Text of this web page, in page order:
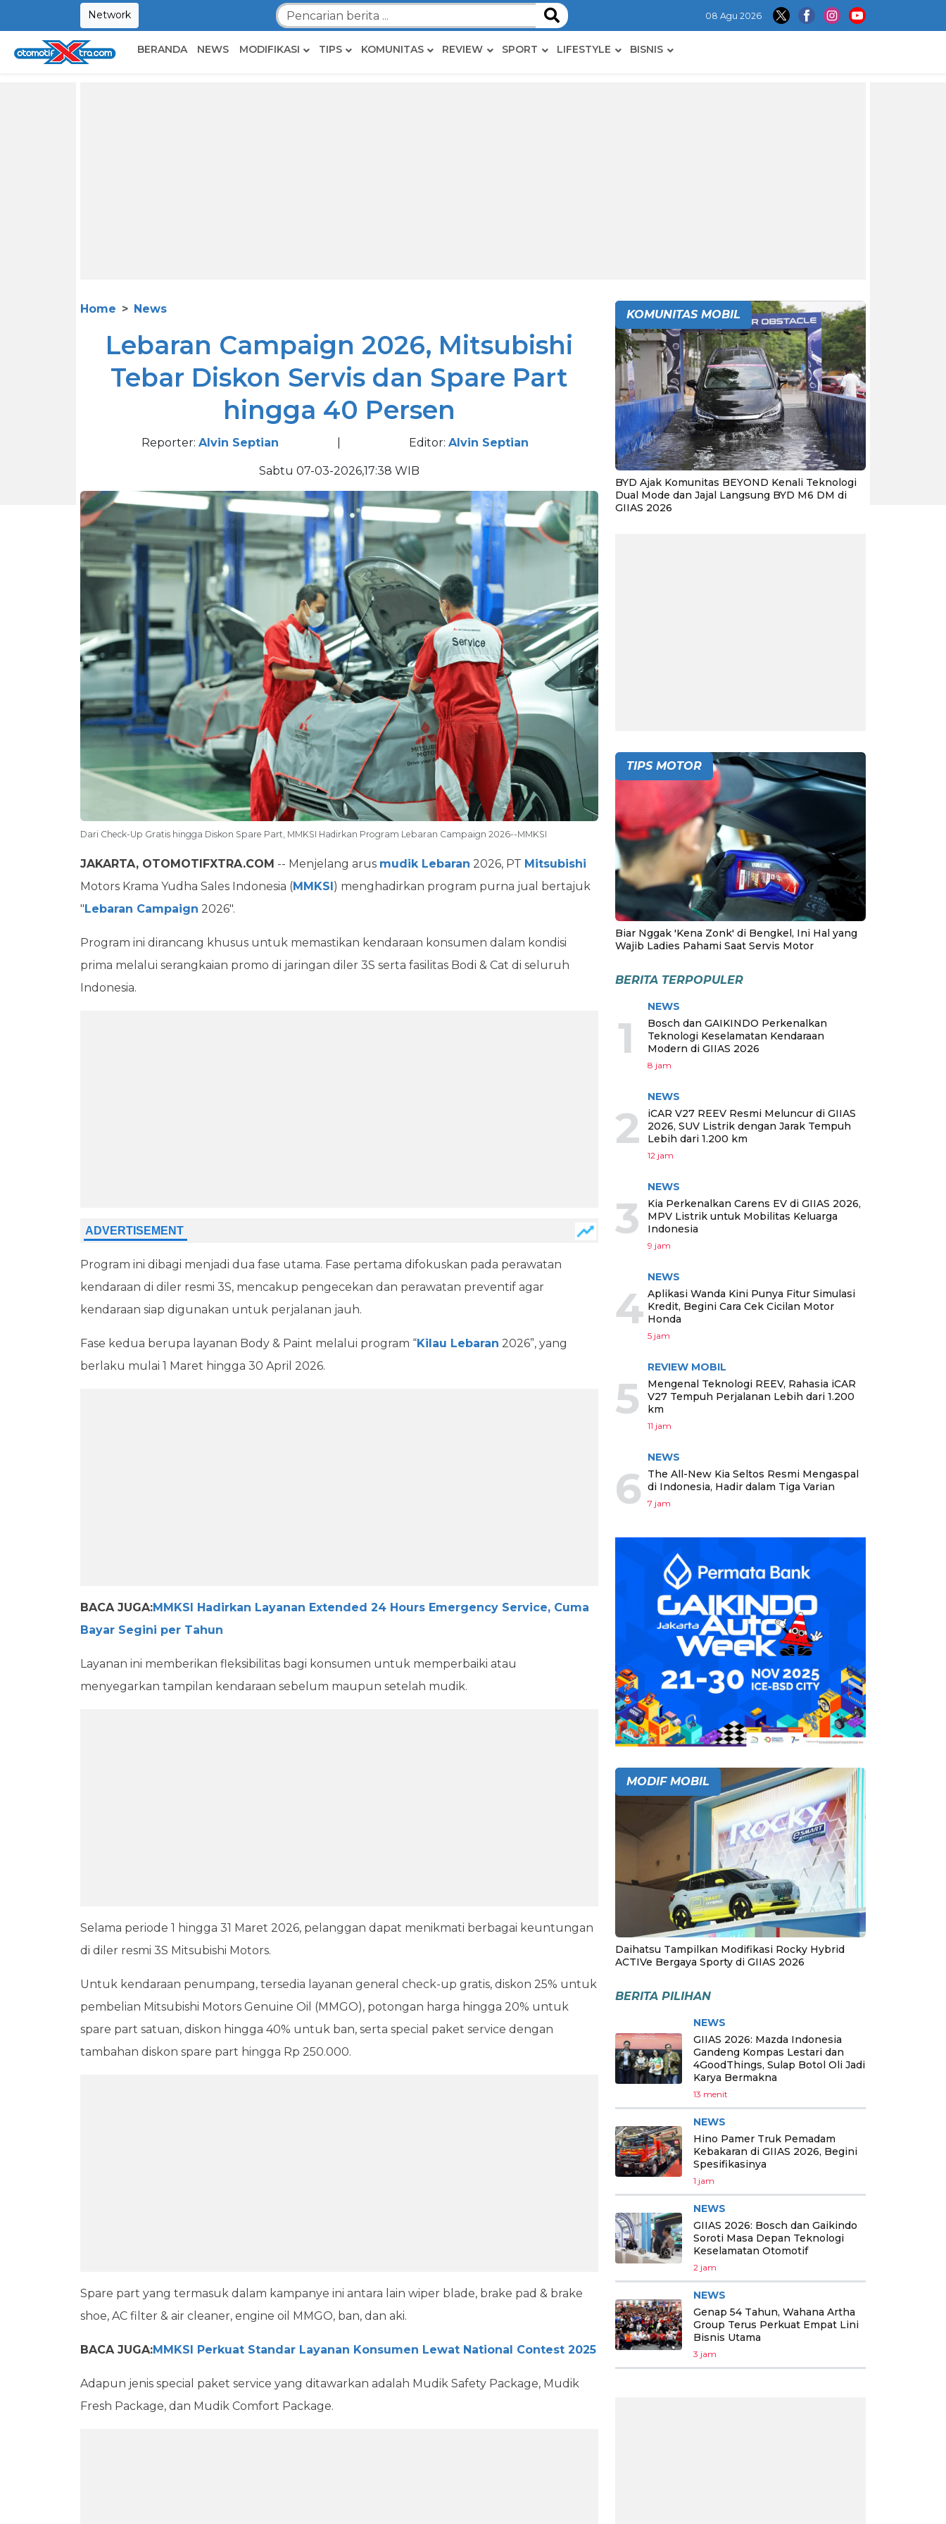
Network 08 Agu 2026
BERANDA NEWS MODIFIKASI TIPS KOMUNITAS REVIEW SPORT LIFESTYLE BISNIS
Home News
Lebaran Campaign 2026, Mitsubishi
Tebar Diskon Servis dan Spare Part
hingga 40 Persen
Reporter: Alvin Septian Editor: Alvin Septian
Sabtu 07-03-2026,17:38 WIB
Dari Check-Up Gratis hingga Diskon Spare Part, MMKSI Hadirkan Program Lebaran Campaign 2026--MMKSI
JAKARTA, OTOMOTIFXTRA.COM -- Menjelang arus mudik Lebaran 2026, PT Mitsubishi
Motors Krama Yudha Sales Indonesia (MMKSI) menghadirkan program purna jual bertajuk
"Lebaran Campaign 2026".
Program ini dirancang khusus untuk memastikan kendaraan konsumen dalam kondisi
prima melalui serangkaian promo di jaringan diler 3S serta fasilitas Bodi & Cat di seluruh
Indonesia.
Program ini dibagi menjadi dua fase utama. Fase pertama difokuskan pada perawatan
kendaraan di diler resmi 3S, mencakup pengecekan dan perawatan preventif agar
kendaraan siap digunakan untuk perjalanan jauh.
Fase kedua berupa layanan Body & Paint melalui program “Kilau Lebaran 2026”, yang
berlaku mulai 1 Maret hingga 30 April 2026.
BACA JUGA:MMKSI Hadirkan Layanan Extended 24 Hours Emergency Service, Cuma
Bayar Segini per Tahun
Layanan ini memberikan fleksibilitas bagi konsumen untuk memperbaiki atau
menyegarkan tampilan kendaraan sebelum maupun setelah mudik.
Selama periode 1 hingga 31 Maret 2026, pelanggan dapat menikmati berbagai keuntungan
di diler resmi 3S Mitsubishi Motors.
Untuk kendaraan penumpang, tersedia layanan general check-up gratis, diskon 25% untuk
pembelian Mitsubishi Motors Genuine Oil (MMGO), potongan harga hingga 20% untuk
spare part satuan, diskon hingga 40% untuk ban, serta special paket service dengan
tambahan diskon spare part hingga Rp 250.000.
Spare part yang termasuk dalam kampanye ini antara lain wiper blade, brake pad & brake
shoe, AC filter & air cleaner, engine oil MMGO, ban, dan aki.
BACA JUGA:MMKSI Perkuat Standar Layanan Konsumen Lewat National Contest 2025
Adapun jenis special paket service yang ditawarkan adalah Mudik Safety Package, Mudik
Fresh Package, dan Mudik Comfort Package.
KOMUNITAS MOBIL
BYD Ajak Komunitas BEYOND Kenali Teknologi
Dual Mode dan Jajal Langsung BYD M6 DM di
GIIAS 2026
TIPS MOTOR
Biar Nggak 'Kena Zonk' di Bengkel, Ini Hal yang
Wajib Ladies Pahami Saat Servis Motor
BERITA TERPOPULER
1
NEWS
Bosch dan GAIKINDO Perkenalkan
Teknologi Keselamatan Kendaraan
Modern di GIIAS 2026
8 jam
2
NEWS
iCAR V27 REEV Resmi Meluncur di GIIAS
2026, SUV Listrik dengan Jarak Tempuh
Lebih dari 1.200 km
12 jam
3
NEWS
Kia Perkenalkan Carens EV di GIIAS 2026,
MPV Listrik untuk Mobilitas Keluarga
Indonesia
9 jam
4
NEWS
Aplikasi Wanda Kini Punya Fitur Simulasi
Kredit, Begini Cara Cek Cicilan Motor
Honda
5 jam
5
REVIEW MOBIL
Mengenal Teknologi REEV, Rahasia iCAR
V27 Tempuh Perjalanan Lebih dari 1.200
km
11 jam
6
NEWS
The All-New Kia Seltos Resmi Mengaspal
di Indonesia, Hadir dalam Tiga Varian
7 jam
MODIF MOBIL
Daihatsu Tampilkan Modifikasi Rocky Hybrid
ACTIVe Bergaya Sporty di GIIAS 2026
BERITA PILIHAN
NEWS
GIIAS 2026: Mazda Indonesia
Gandeng Kompas Lestari dan
4GoodThings, Sulap Botol Oli Jadi
Karya Bermakna
13 menit
NEWS
Hino Pamer Truk Pemadam
Kebakaran di GIIAS 2026, Begini
Spesifikasinya
1 jam
NEWS
GIIAS 2026: Bosch dan Gaikindo
Soroti Masa Depan Teknologi
Keselamatan Otomotif
2 jam
NEWS
Genap 54 Tahun, Wahana Artha
Group Terus Perkuat Empat Lini
Bisnis Utama
3 jam